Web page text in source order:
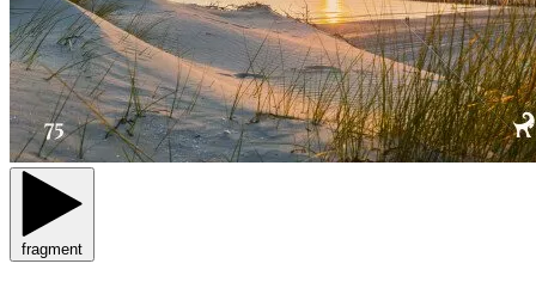
fragment